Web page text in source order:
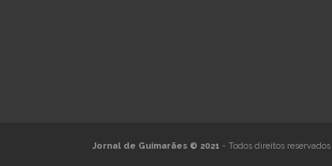
Jornal de Guimarães © 2021 - Todos direitos reservados